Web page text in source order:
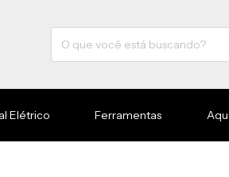
Elétrico Ferramentas